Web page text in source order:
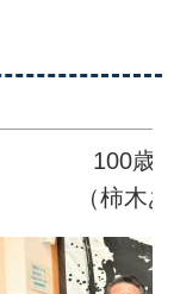
100歳
（柿木